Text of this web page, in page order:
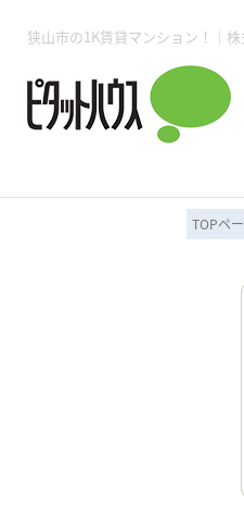
狭山市の1K賃貸マンション！｜
所沢賃貸
月極駐車場
賃貸管理業
入居者様
売買物件一
無料売却査
必要な書類
会社概要
ピタット
ご来店予約
TOPペ